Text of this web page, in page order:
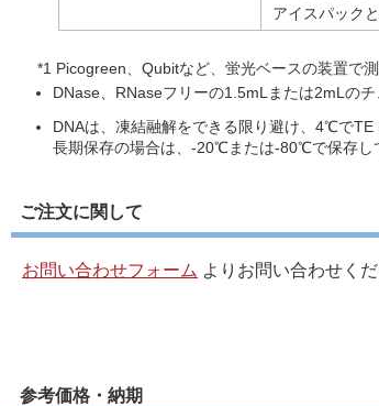
アイスパック
*1 Picogreen、Qubitなど、蛍光ベースの装置で測
DNase、RNaseフリーの1.5mLまたは2mLの
DNAは、凍結融解をできる限り避け、4℃でTE
長期保存の場合は、-20℃または-80℃で保存し
ご注文に関して
お問い合わせフォーム よりお問い合わせくだ
参考価格・納期